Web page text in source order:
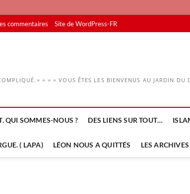
commentaires Site de WordPress-FR
= = = VOUS ÊTES LES BIENVENUS AU JARDIN DU
QUI SOMMES-NOUS ? DES LIENS SUR TOUT…
( LAPA) LÉON NOUS A QUITTÉS LES